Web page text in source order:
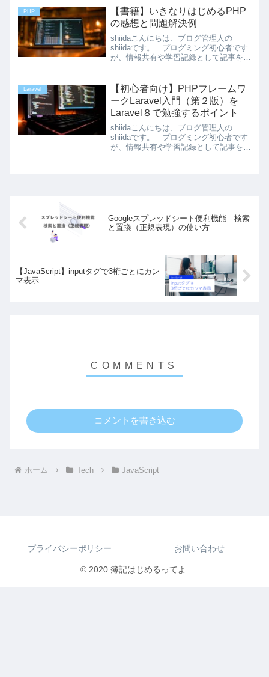
体験したと...
PHP
【書籍】いきなりはじめるPHP
の感想と問題解決例
shiidaこんにちは、ブログ管理人の
shiidaです。 プログミング初心者です
が、情報共有や学習記録として記事を書
PHP」という書籍の感想と手が止まっ
た問題点・その解決方法に...
Laravel
【初心者向け】PHPフレームワ
ークLaravel入門（第２版）を
Laravel８で勉強するポイント
shiidaこんにちは、ブログ管理人の
shiidaです。 プログミング初心者です
が、情報共有や学習記録として記事を書
Googleスプレッドシート便利機能 検索
と置換（正規表現）の使い方
【JavaScript】inputタグで3桁ごとにカン
マ表示
コメントを書き込む
ホーム Tech JavaScript
プライバシーポリシー お問い合わせ
© 2020 簿記はじめるってよ.